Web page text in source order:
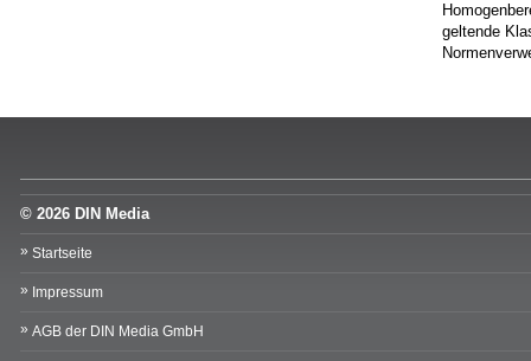
geltende
© 2026 DIN Media
Startseite
Impressum
AGB der DIN Media GmbH